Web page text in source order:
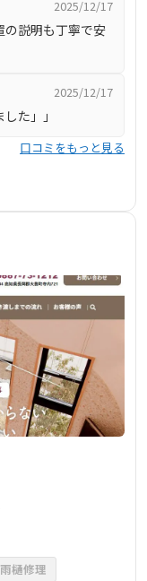
因の特定補修に実
ど幅広いケース
ットワーク力もあ
2025/12/17
の説明も丁寧で安
2025/12/17
た」」
口コミをもっと見る
雨樋修理